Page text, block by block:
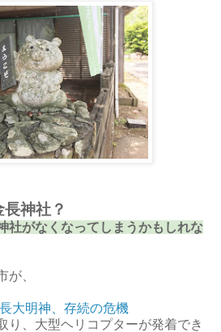
神社？
社がなくなってしまうかもしれな
が、
大明神、存続の危機
り、大型ヘリコプターが発着でき